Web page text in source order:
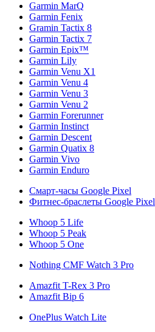
Garmin MarQ
Garmin Fenix
Gramin Tactix 8
Garmin Tactix 7
Garmin Epix™
Garmin Lily
Garmin Venu X1
Garmin Venu 4
Garmin Venu 3
Garmin Venu 2
Garmin Forerunner
Garmin Instinct
Garmin Descent
Garmin Quatix 8
Garmin Vivo
Garmin Enduro
Смарт-часы Google Pixel
Фитнес-браслеты Google Pixel
Whoop 5 Life
Whoop 5 Peak
Whoop 5 One
Nothing CMF Watch 3 Pro
Amazfit T-Rex 3 Pro
Amazfit Bip 6
OnePlus Watch Lite